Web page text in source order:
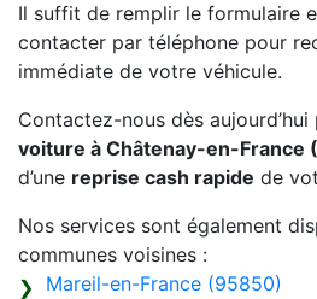
Il suffit de remplir le formulaire
contacter par téléphone pour
immédiate de votre véhicule.
Contactez-nous dès
voiture à Châtenay-en-France
d’une reprise cash rapide de
Nos services sont également
communes voisines :
Mareil-en-France (95850)